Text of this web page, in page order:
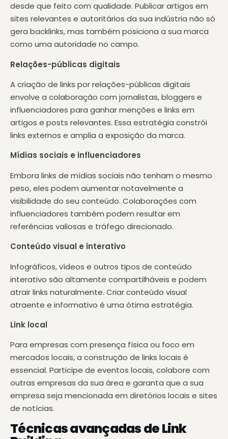
desde que feito com qualidade. Publicar artigos em
sites relevantes e autoritários da sua indústria não só
gera backlinks, mas também posiciona a sua marca
como uma autoridade no campo.
Relações-públicas digitais
A criação de links por relações-públicas digitais
envolve a colaboração com jornalistas, bloggers e
influenciadores para ganhar menções e links em
artigos e posts relevantes. Essa estratégia constrói
links externos e amplia a exposição da marca.
Mídias sociais e influenciadores
Embora links de mídias sociais não tenham o mesmo
peso, eles podem aumentar notavelmente a
visibilidade do seu conteúdo. Colaborações com
influenciadores também podem resultar em
referências valiosas e tráfego direcionado.
Conteúdo visual e interativo
Infográficos, vídeos e outros tipos de conteúdo
interativo são altamente compartilháveis e podem
atrair links naturalmente. Criar conteúdo visual
atraente e informativo é uma ótima estratégia.
Link local
Para empresas com presença física ou foco em
mercados locais, a construção de links locais é
essencial. Participe de eventos locais, colabore com
outras empresas da sua área e garanta que a sua
empresa seja mencionada em diretórios locais e sites
de notícias.
Técnicas avançadas de Link